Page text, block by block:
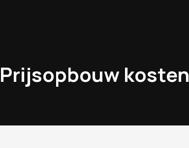
Prijsopbouw kosten